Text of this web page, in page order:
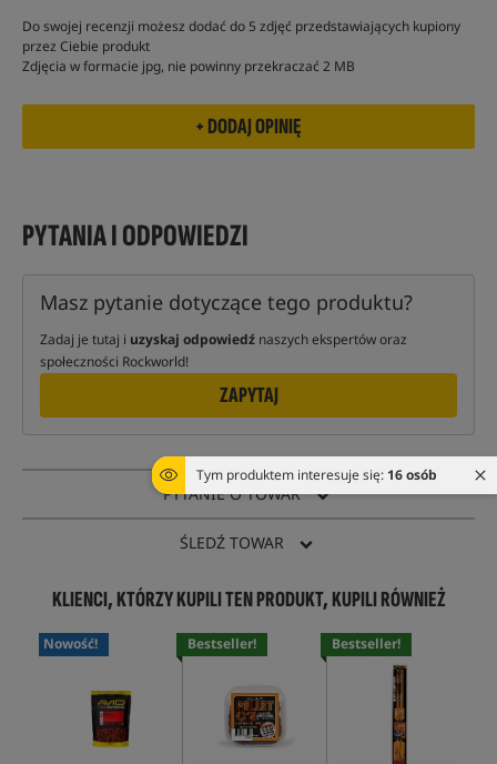
Tym produktem interesuje się: 16 osób
Do swojej recenzji możesz dodać do 5 zdjęć przedstawiających kupiony
przez Ciebie produkt
Zdjęcia w formacie jpg, nie powinny przekraczać 2 MB
PYTANIA I ODPOWIEDZI
Masz pytanie dotyczące tego produktu?
Zadaj je tutaj i uzyskaj odpowiedź naszych ekspertów oraz
społeczności Rockworld!
ZAPYTAJ
PYTANIE O TOWAR
ŚLEDŹ TOWAR
KLIENCI, KTÓRZY KUPILI TEN PRODUKT, KUPILI RÓWNIEŻ
Nowość! Bestseller! Bestseller!